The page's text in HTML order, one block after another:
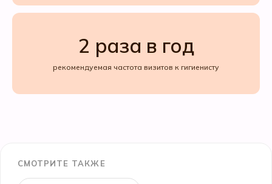
2 раза в год
рекомендуемая частота визитов к гигиенисту
СМОТРИТЕ ТАКЖЕ